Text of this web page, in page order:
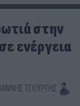
στην
ενέργεια
ΤΣΟΎΡΤΗΣ